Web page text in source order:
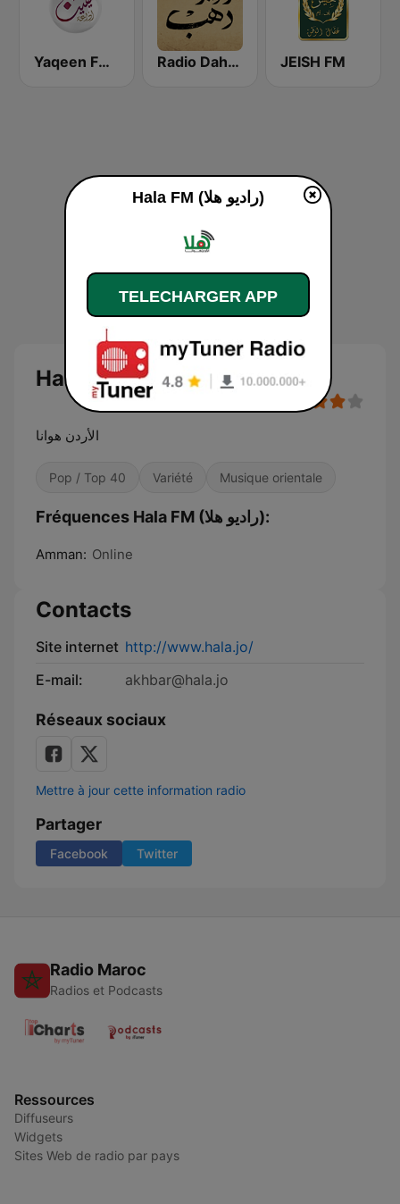
Yaqeen FM 103.7 (يقين) Radio Dahab - راديو دهب JEISH FM
Hala FM (راديو هلا)
الأردن هوانا
Pop / Top 40 Variété Musique orientale
Fréquences Hala FM (راديو هلا):
Amman: Online
Contacts
Site internet http://www.hala.jo/
E-mail:
akhbar@hala.jo
Réseaux sociaux
Mettre à jour cette information radio
Partager
Facebook Twitter
Radio Maroc
Radios et Podcasts
Ressources
Diffuseurs
Widgets
Sites Web de radio par pays
Hala FM (راديو هلا)
TELECHARGER APP